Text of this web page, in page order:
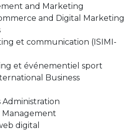
and Marketing
and Digital Marketing
et communication (ISIMI-
et événementiel sport
Business
Administration
Management
digital